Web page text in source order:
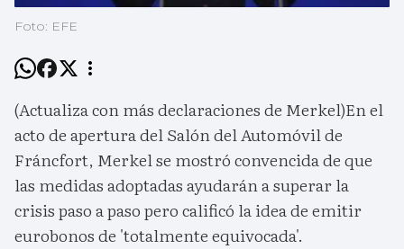
Foto: EFE
(Actualiza con más declaraciones de Merkel)En el
acto de apertura del Salón del Automóvil de
Fráncfort, Merkel se mostró convencida de que
las medidas adoptadas ayudarán a superar la
crisis paso a paso pero calificó la idea de emitir
eurobonos de 'totalmente equivocada'.